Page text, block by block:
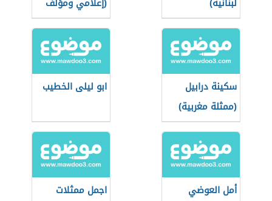
عراقي)
سكينة درابيل
(ممثلة مغربية)
ابو ليلى الخطيب
أمل العوضي
اجمل ممثلات